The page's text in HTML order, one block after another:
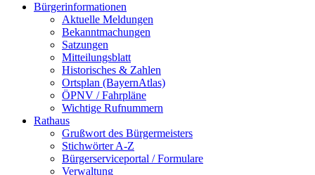
Bürgerinformationen
Aktuelle Meldungen
Bekanntmachungen
Satzungen
Mitteilungsblatt
Historisches & Zahlen
Ortsplan (BayernAtlas)
ÖPNV / Fahrpläne
Wichtige Rufnummern
Rathaus
Grußwort des Bürgermeisters
Stichwörter A-Z
Bürgerserviceportal / Formulare
Verwaltung